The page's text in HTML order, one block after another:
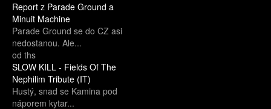
Report z Parade Ground a
Minuit Machine
Parade Ground se do CZ asi
nedostanou. Ale...
od ths
SLOW KILL - Fields Of The
Nephilim Tribute (IT)
Hustý, snad se Kamina pod
náporem kytar...